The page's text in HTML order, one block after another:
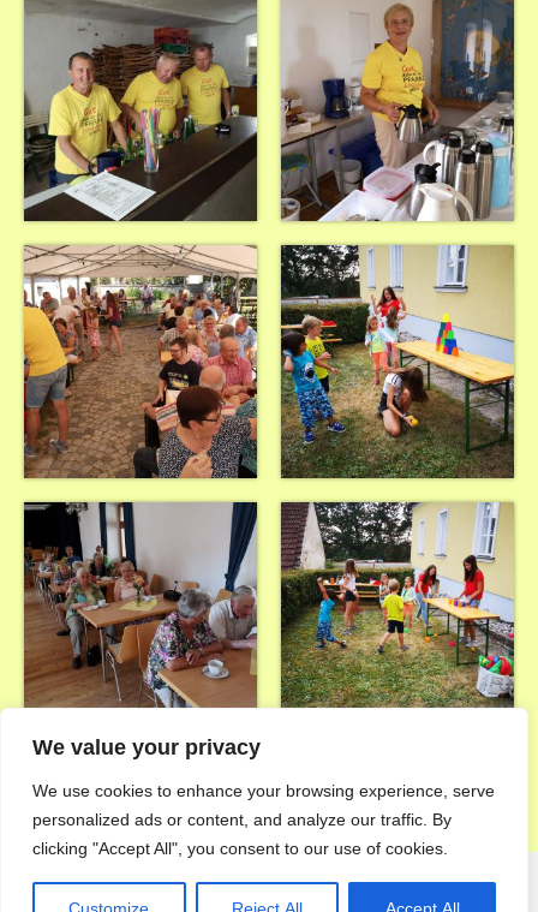
We value your privacy
We use cookies to enhance your browsing experience, serve
personalized ads or content, and analyze our traffic. By
clicking "Accept All", you consent to our use of cookies.